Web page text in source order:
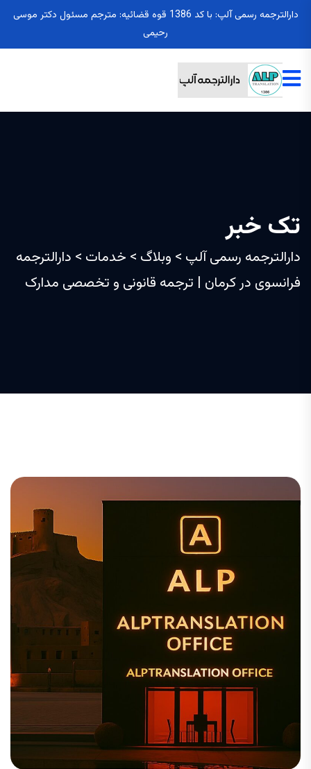
دارالترجمه رسمی آلپ: با کد 1386 قوه قضائیه: مترجم مسئول دکتر موسی
رحیمی
تک خبر
دارالترجمه رسمی آلپ > وبلاگ > خدمات > دارالترجمه
فرانسوی در کرمان | ترجمه قانونی و تخصصی مدارک